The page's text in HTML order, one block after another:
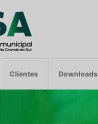
Clientes Downloads